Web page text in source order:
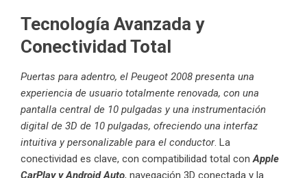
Tecnología Avanzada y
Conectividad Total
Puertas para adentro, el Peugeot 2008 presenta una
experiencia de usuario totalmente renovada, con una
pantalla central de 10 pulgadas y una instrumentación
digital de 3D de 10 pulgadas, ofreciendo una interfaz
intuitiva y personalizable para el conductor. La
conectividad es clave, con compatibilidad total conApple
CarPlay y Android Auto, navegación 3D conectada y la